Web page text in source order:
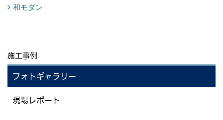
和モダン
施工事例
フォトギャラリー
現場レポート